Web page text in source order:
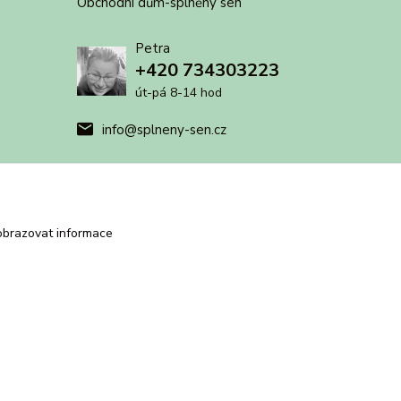
Petra
+420 734303223
út-pá 8-14 hod
info@splneny-sen.cz
informace